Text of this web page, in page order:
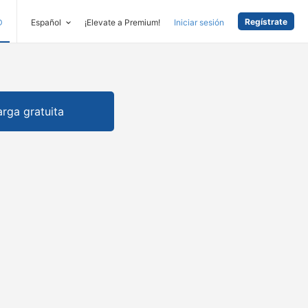
Español ¡Elevate a Premium! Iniciar sesión Regístrate
gratuita